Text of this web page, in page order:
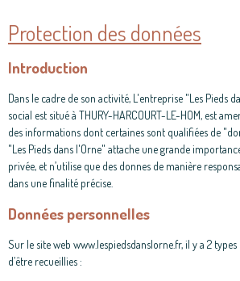
Protection des données
Introduction
Dans le cadre de son activité, L'entreprise "Les Pieds
social est situé à THURY-HARCOURT-LE-HOM, est
des informations dont certaines sont qualifiées de
"Les Pieds dans l'Orne" attache une grande
privée, et n’utilise que des donnes de manière
dans une finalité précise.
Données personnelles
Sur le site web www.lespiedsdanslorne.fr, il y a 2
d’être recueillies :